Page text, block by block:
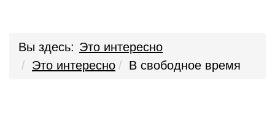
Вы здесь: Это интересно
Это интересно
В свободное время